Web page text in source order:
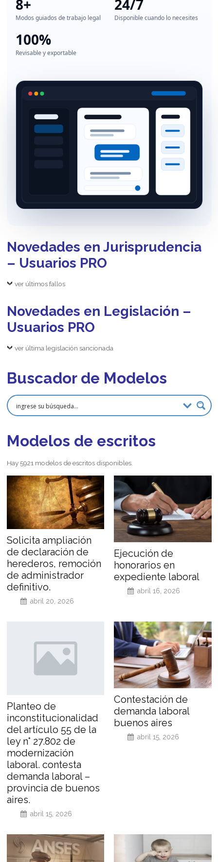
8+
Modos guiados de trabajo legal
24/7
Disponible cuando lo necesites
100%
Revisable y exportable
Novedades en Jurisprudencia
– Usuarios PRO
ver últimos fallos
Novedades en Legislación –
Usuarios PRO
ver última legislación sancionada
Buscador de Modelos
Modelos de escritos
Hay 5921 modelos de escritos disponibles.
Solicita ampliación
de declaración de
herederos, remoción
de administrador
definitivo.
abril 20, 2026
Ejecución de
honorarios en
expediente laboral
abril 16, 2026
Planteo de
inconstitucionalidad
del artículo 55 de la
ley n° 27.802 de
modernización
laboral. contesta
demanda laboral –
provincia de buenos
aires.
abril 15, 2026
Contestación de
demanda laboral
buenos aires
abril 15, 2026